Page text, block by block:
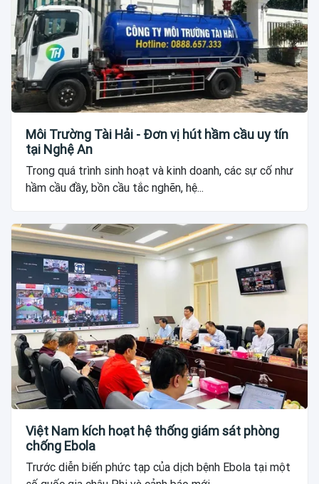
Môi Trường Tài Hải - Đơn vị hút hầm cầu uy tín
tại Nghệ An
Trong quá trình sinh hoạt và kinh doanh, các sự cố như
hầm cầu đầy, bồn cầu tắc nghẽn, hệ...
Việt Nam kích hoạt hệ thống giám sát phòng
chống Ebola
Trước diễn biến phức tạp của dịch bệnh Ebola tại một